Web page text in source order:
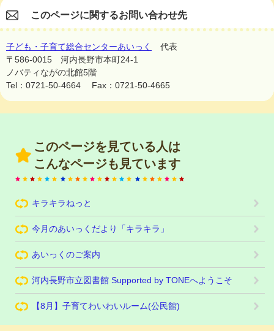
このページに関するお問い合わせ先
子ども・子育て総合センターあいっく
代表
〒586-0015
河内長野市本町24-1
ノバティながの北館5階
Tel：0721-50-4664
Fax：0721-50-4665
このページを見ている人は
こんなページも見ています
キラキラねっと
今月のあいっくだより「キラキラ」
あいっくのご案内
河内長野市立図書館 Supported by TONEへようこそ
【8月】子育てわいわいルーム(公民館)